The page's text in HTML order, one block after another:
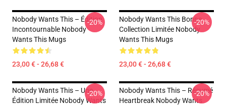
Nobody Wants This – Édition
Incontournable Nobody
Wants This Mugs
23,00 € - 26,68 €
-20%
Nobody Wants This Bonne
Collection Limitée Nobody
Wants This Mugs
23,00 € - 26,68 €
-20%
Nobody Wants This – Une
Édition Limitée Nobody Wants
-20%
Nobody Wants This – Résumé
Heartbreak Nobody Wants
-20%